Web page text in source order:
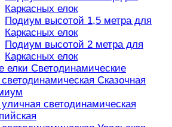
Каркасных елок
Подиум высотой 1,5 метра для
Каркасных елок
Подиум высотой 2 метра для
Каркасных елок
елки Светодинамические
Сказочная
светодинамическая